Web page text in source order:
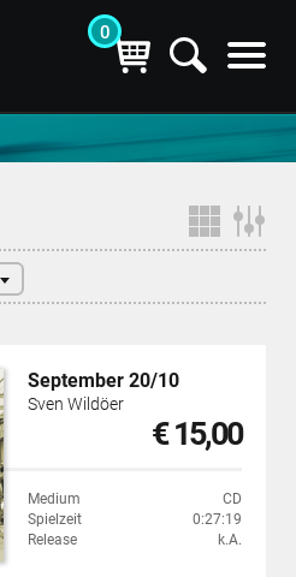
0
September 20/10
Sven Wildöer
€ 15,00
Medium
CD
Spielzeit
0:27:19
Release
k.A.